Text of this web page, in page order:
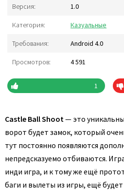
Версия: 1.0
Категория: Казуальные
Требования: Android 4.0
Просмотров: 4 591
1
Castle Ball Shoot— это
ворот будет замок, который
тут постоянно появляются
непредсказуемо отбиваются.
инди игра, и к тому же ещё
баги и вылеты из игры, ещё будет